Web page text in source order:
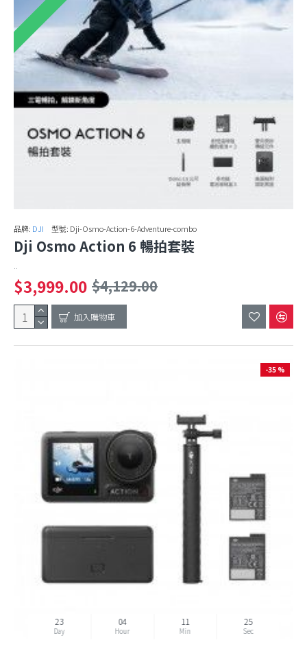
品牌: DJI 型號: Dji-Osmo-Action-6-Adventure-combo
Dji Osmo Action 6 暢拍套裝
..
$3,999.00 $4,129.00
加入購物車
-35 %
23
Day
04
Hour
11
Min
24
Sec